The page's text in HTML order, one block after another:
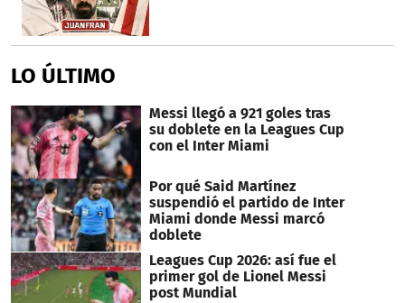
LO ÚLTIMO
Messi llegó a 921 goles tras
su doblete en la Leagues Cup
con el Inter Miami
Por qué Said Martínez
suspendió el partido de Inter
Miami donde Messi marcó
doblete
Leagues Cup 2026: así fue el
primer gol de Lionel Messi
post Mundial